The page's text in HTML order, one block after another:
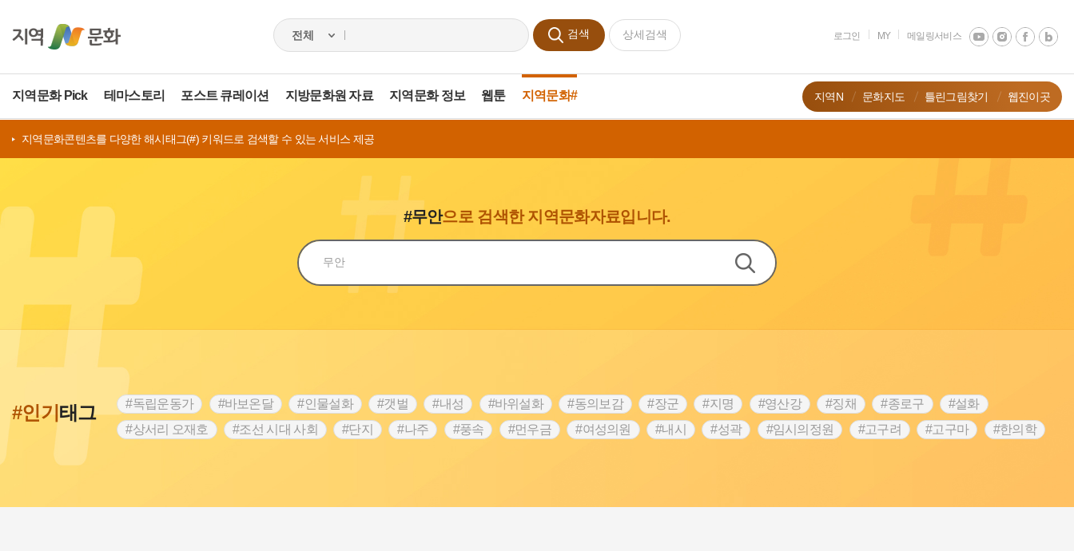
검색 상세검색 로그인 MY 메일링서비스
지역문화 Pick 테마스토리 포스트 큐레이션 지방문화원 자료 지역문화 정보 웹툰 지역문화# 지역N 문화지도 틀린그림찾기 웹진이곳
지역문화콘텐츠를 다양한 해시태그(#) 키워드로 검색할 수 있는 서비스 제공
#무안으로 검색한 지역문화자료입니다.
검색
#인기태그 #독립운동가 #바보온달 #인물설화 #갯벌 #내성 #바위설화 #동의보감 #장군 #지명 #영산강 #징채 #종로구
#설화
#상서리 오재호
#조선 시대 사회 #단지 #나주 #풍속 #먼우금 #여성의원 #내시 #성곽 #임시의정원 #고구려 #고구마
#한의학
#여성독립운동가
#조선시대 문신 #3.1운동 #애민 #김마리아 #여성 독립운동가 #28독립선언 #온달 #문화유산 #노원구
#마을